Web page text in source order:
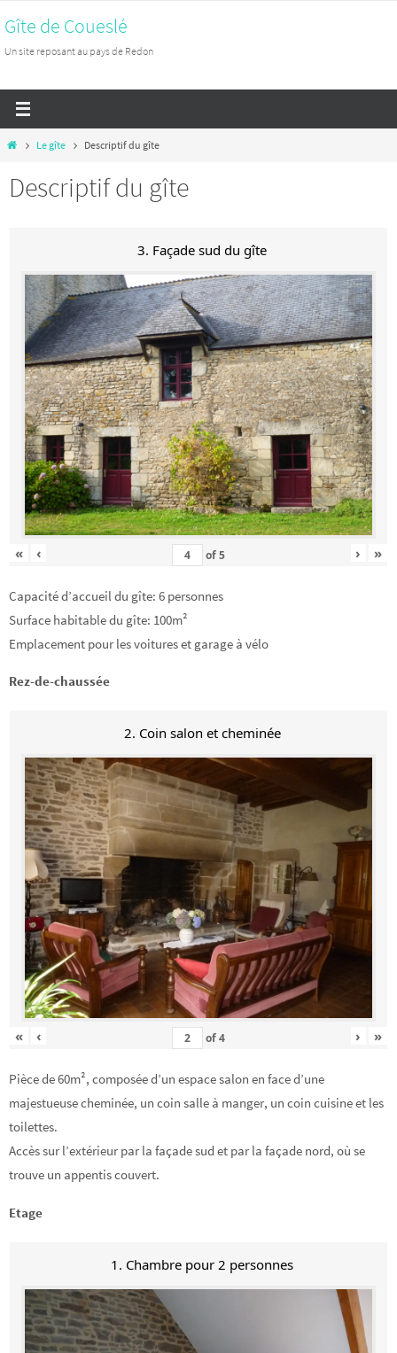
vers
le
Gîte de Coueslé
Un site reposant au pays de Redon
HomeLe gîte Descriptif du gîte
Descriptif du gîte
3. Façade sud du gîte
« ‹ of5 › »
Capacité d’accueil du gîte: 6 personnes
Surface habitable du gîte: 100m²
Emplacement pour les voitures et garage à vélo
Rez-de-chaussée
2. Coin salon et cheminée
« ‹ of4 › »
Pièce de 60m², composée d’un espace salon en face d’une
majestueuse cheminée, un coin salle à manger, un coin cuisine et les
toilettes.
Accès sur l’extérieur par la façade sud et par la façade nord, où se
trouve un appentis couvert.
Etage
1. Chambre pour 2 personnes